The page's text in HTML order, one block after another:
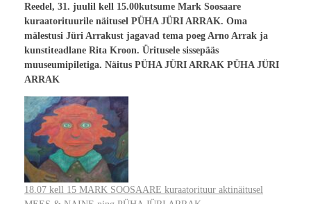
Reedel, 31. juulil kell 15.00kutsume Mark Soosaare
kuraatorituurile näitusel PÜHA JÜRI ARRAK. Oma
mälestusi Jüri Arrakust jagavad tema poeg Arno Arrak ja
kunstiteadlane Rita Kroon. Üritusele sissepääs
muuseumipiletiga. Näitus PÜHA JÜRI ARRAK PÜHA JÜRI
ARRAK
18.07 kell 15 MARK SOOSAARE kuraatorituur aktinäitusel